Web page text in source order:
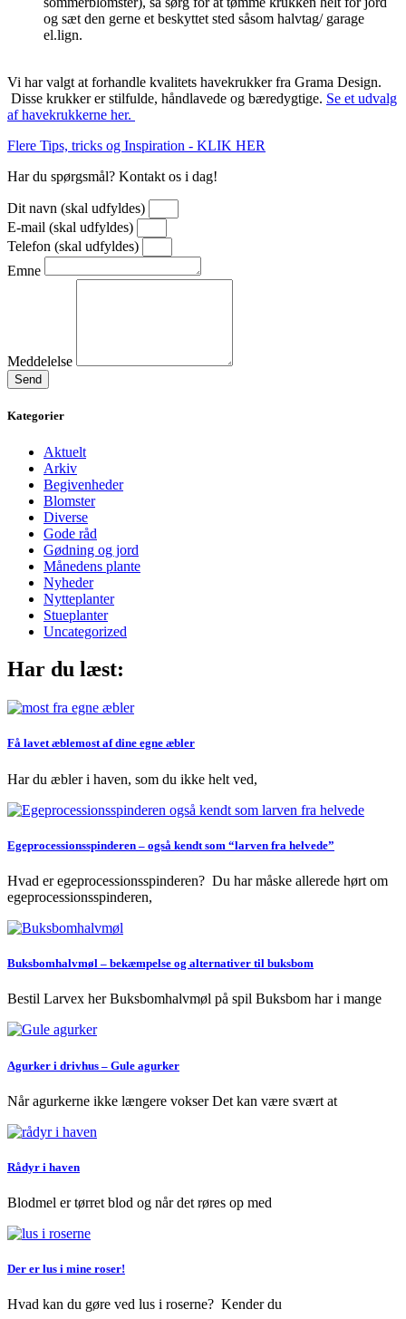
og sæt den gerne et beskyttet sted såsom halvtag/ garage
el.lign.
Vi har valgt at forhandle kvalitets havekrukker fra Grama Design.
Disse krukker er stilfulde, håndlavede og bæredygtige. Se et udvalg
af havekrukkerne her.
Flere Tips, tricks og Inspiration - KLIK HER
Har du spørgsmål? Kontakt os i dag!
Dit navn (skal udfyldes)
E-mail (skal udfyldes)
Telefon (skal udfyldes)
Emne
Meddelelse
Send
Kategorier
Aktuelt
Arkiv
Begivenheder
Blomster
Diverse
Gode råd
Gødning og jord
Månedens plante
Nyheder
Nytteplanter
Stueplanter
Uncategorized
Har du læst:
Få lavet æblemost af dine egne æbler
Har du æbler i haven, som du ikke helt ved,
Egeprocessionsspinderen – også kendt som “larven fra helvede”
Hvad er egeprocessionsspinderen? Du har måske allerede hørt om
egeprocessionsspinderen,
Buksbomhalvmøl – bekæmpelse og alternativer til buksbom
Bestil Larvex her Buksbomhalvmøl på spil Buksbom har i mange
Agurker i drivhus – Gule agurker
Når agurkerne ikke længere vokser Det kan være svært at
Rådyr i haven
Blodmel er tørret blod og når det røres op med
Der er lus i mine roser!
Hvad kan du gøre ved lus i roserne? Kender du